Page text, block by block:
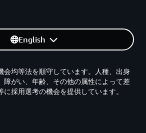
English
会均等法を順守しています。人種、出身
障がい、年齢、その他の属性によって差
採用選考の機会を提供しています。